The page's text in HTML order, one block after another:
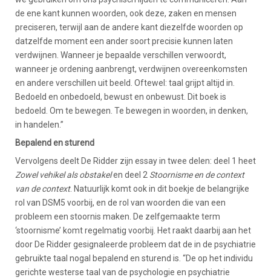
de ene kant kunnen woorden, ook deze, zaken en mensen
preciseren, terwijl aan de andere kant diezelfde woorden op
datzelfde moment een ander soort precisie kunnen laten
verdwijnen. Wanneer je bepaalde verschillen verwoordt,
wanneer je ordening aanbrengt, verdwijnen overeenkomsten
en andere verschillen uit beeld. Oftewel: taal grijpt altijd in.
Bedoeld en onbedoeld, bewust en onbewust. Dit boek is
bedoeld. Om te bewegen. Te bewegen in woorden, in denken,
in handelen.”
Bepalend en sturend
Vervolgens deelt De Ridder zijn essay in twee delen: deel 1 heet
Zowel vehikel als obstakelen deel 2 Stoornisme en de context
van de context. Natuurlijk komt ook in dit boekje de belangrijke
rol van DSM5 voorbij, en de rol van woorden die van een
probleem een stoornis maken. De zelfgemaakte term
‘stoornisme’ komt regelmatig voorbij. Het raakt daarbij aan het
door De Ridder gesignaleerde probleem dat de in de psychiatrie
gebruikte taal nogal bepalend en sturend is. “De op het individu
gerichte westerse taal van de psychologie en psychiatrie